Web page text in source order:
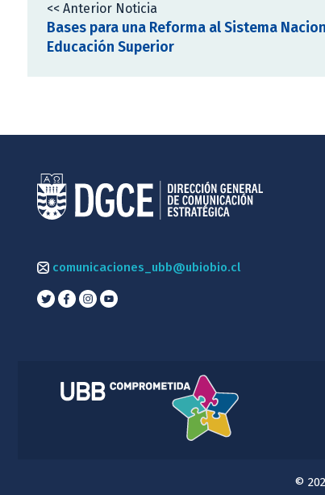
<< Anterior Noticia
Bases para una Reforma al Sistema
Educación Superior
comunicaciones_ubb@ubiobio.cl
©